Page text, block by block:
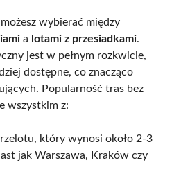
wybierać między
a lotami z przesiadkami.
jest w pełnym rozkwicie,
dostępne, co znacząco
Popularność tras bez
wszystkim z:
który wynosi około 2-3
jak Warszawa, Kraków czy